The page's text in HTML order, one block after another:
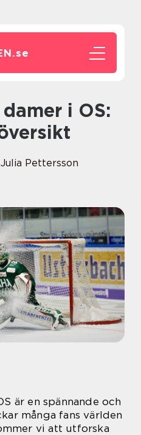
se
Julia Pettersson
är en spännande och
många fans världen
vi att utforska